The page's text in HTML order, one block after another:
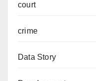
court
crime
Data Story